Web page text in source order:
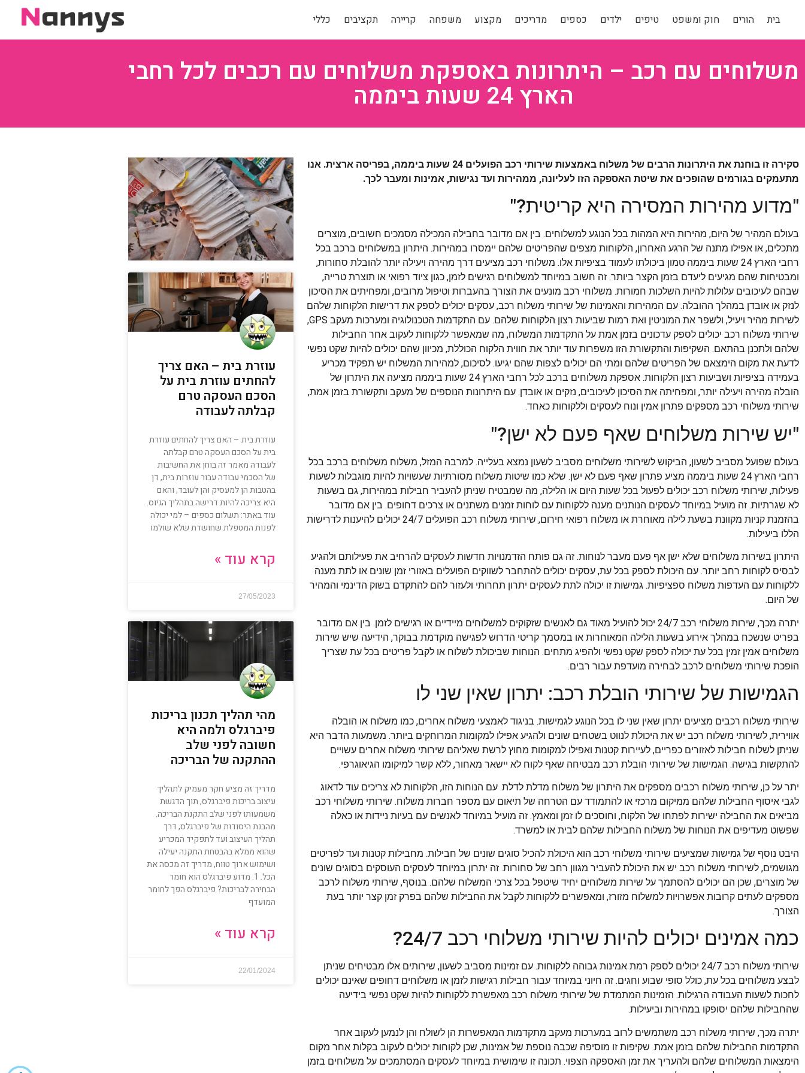
בית הורים חוק ומשפט טיפים ילדים כספים מדריכים מקצוע משפחה קריירה תקציבים כללי
משלוחים עם רכב – היתרונות באספקת משלוחים עם רכבים לכל רחבי
הארץ 24 שעות ביממה
סקירה זו בוחנת את היתרונות הרבים של משלוח באמצעות שירותי רכב הפועלים 24 שעות ביממה, בפריסה ארצית. אנו
מתעמקים בגורמים שהופכים את שיטת האספקה הזו לעליונה, ממהירות ועד נגישות, אמינות ומעבר לכך.
"מדוע מהירות המסירה היא קריטית?"
בעולם המהיר של היום, מהירות היא המהות בכל הנוגע למשלוחים. בין אם מדובר בחבילה המכילה מסמכים חשובים, מוצרים
מתכלים, או אפילו מתנה של הרגע האחרון, הלקוחות מצפים שהפריטים שלהם יימסרו במהירות. היתרון במשלוחים ברכב בכל
רחבי הארץ 24 שעות ביממה טמון ביכולתו לעמוד בציפיות אלו. משלוחי רכב מציעים דרך מהירה ויעילה יותר להובלת סחורות,
ומבטיחות שהם מגיעים ליעדם בזמן הקצר ביותר. זה חשוב במיוחד למשלוחים רגישים לזמן, כגון ציוד רפואי או תוצרת טרייה,
שבהם לעיכובים עלולות להיות השלכות חמורות. משלוחי רכב מונעים את הצורך בהעברות וטיפול מרובים, ומפחיתים את הסיכון
לנזק או אובדן במהלך ההובלה. עם המהירות והאמינות של שירותי משלוח רכב, עסקים יכולים לספק את דרישות הלקוחות שלהם
לשירות מהיר ויעיל, ולשפר את המוניטין ואת רמות שביעות רצון הלקוחות שלהם. עם התקדמות הטכנולוגיה ומערכות מעקב GPS,
שירותי משלוח רכב יכולים לספק עדכונים בזמן אמת על התקדמות המשלוח, מה שמאפשר ללקוחות לעקוב אחר החבילות
שלהם ולתכנן בהתאם. השקיפות והתקשורת הזו משפרות עוד יותר את חווית הלקוח הכוללת, מכיוון שהם יכולים להיות שקט נפשי
לדעת את מקום הימצאם של הפריטים שלהם ומתי הם יכולים לצפות שהם יגיעו. לסיכום, למהירות המשלוח יש תפקיד מכריע
בעמידה בציפיות ושביעות רצון הלקוחות. אספקת משלוחים ברכב לכל רחבי הארץ 24 שעות ביממה מציעה את היתרון של
הובלה מהירה ויעילה יותר, ומפחיתה את הסיכון לעיכובים, נזקים או אובדן. עם היתרונות הנוספים של מעקב ותקשורת בזמן אמת,
שירותי משלוחי רכב מספקים פתרון אמין ונוח לעסקים וללקוחות כאחד.
"יש שירות משלוחים שאף פעם לא ישן?"
בעולם שפועל מסביב לשעון, הביקוש לשירותי משלוחים מסביב לשעון נמצא בעלייה. למרבה המזל, משלוח משלוחים ברכב בכל
רחבי הארץ 24 שעות ביממה מציע פתרון שאף פעם לא ישן. שלא כמו שיטות משלוח מסורתיות שעשויות להיות מוגבלות לשעות
פעילות, שירותי משלוח רכב יכולים לפעול בכל שעות היום או הלילה, מה שמבטיח שניתן להעביר חבילות במהירות, גם בשעות
לא שגרתיות. זה מועיל במיוחד לעסקים הנותנים מענה ללקוחות עם לוחות זמנים משתנים או צרכים דחופים. בין אם מדובר
בהזמנת קניות מקוונת בשעת לילה מאוחרת או משלוח רפואי חירום, שירותי משלוח רכב הפועלים 24/7 יכולים להיענות לדרישות
הללו ביעילות.
היתרון בשירות משלוחים שלא ישן אף פעם מעבר לנוחות. זה גם פותח הזדמנויות חדשות לעסקים להרחיב את פעילותם ולהגיע
לבסיס לקוחות רחב יותר. עם היכולת לספק בכל עת, עסקים יכולים להתחבר לשווקים הפועלים באזורי זמן שונים או לתת מענה
ללקוחות עם העדפות משלוח ספציפיות. גמישות זו יכולה לתת לעסקים יתרון תחרותי ולעזור להם להתקדם בשוק הדינמי והמהיר
של היום.
יתרה מכך, שירות משלוחי רכב 24/7 יכול להועיל מאוד גם לאנשים שזקוקים למשלוחים מיידיים או רגישים לזמן. בין אם מדובר
בפריט שנשכח במהלך אירוע בשעות הלילה המאוחרות או במסמך קריטי הדרוש לפגישה מוקדמת בבוקר, הידיעה שיש שירות
משלוחים אמין זמין בכל עת יכולה לספק שקט נפשי ולהפיג מתחים. הנוחות שביכולת לשלוח או לקבל פריטים בכל עת שצריך
הופכת שירותי משלוחים לרכב לבחירה מועדפת עבור רבים.
הגמישות של שירותי הובלת רכב: יתרון שאין שני לו
שירותי משלוח רכבים מציעים יתרון שאין שני לו בכל הנוגע לגמישות. בניגוד לאמצעי משלוח אחרים, כמו משלוח או הובלה
אווירית, לשירותי משלוח רכב יש את היכולת לנווט בשטחים שונים ולהגיע אפילו למקומות המרוחקים ביותר. משמעות הדבר היא
שניתן לשלוח חבילות לאזורים כפריים, לעיירות קטנות ואפילו למקומות מחוץ לרשת שאליהם שירותי משלוח אחרים עשויים
להתקשות בגישה. הגמישות של שירותי הובלת רכב מבטיחה שאף לקוח לא יישאר מאחור, ללא קשר למיקומו הגיאוגרפי.
יתר על כן, שירותי משלוח רכבים מספקים את היתרון של משלוח מדלת לדלת. עם הנוחות הזו, הלקוחות לא צריכים עוד לדאוג
לגבי איסוף החבילות שלהם ממיקום מרכזי או להתמודד עם הטרחה של תיאום עם מספר חברות משלוח. שירותי משלוחי רכב
מביאים את החבילה ישירות לפתחו של הלקוח, וחוסכים לו זמן ומאמץ. זה מועיל במיוחד לאנשים עם בעיות ניידות או כאלה
שפשוט מעדיפים את הנוחות של משלוח החבילות שלהם לבית או למשרד.
היבט נוסף של גמישות שמציעים שירותי משלוחי רכב הוא היכולת להכיל סוגים שונים של חבילות. מחבילות קטנות ועד לפריטים
מגושמים, לשירותי משלוח רכב יש את היכולת להעביר מגוון רחב של סחורות. זה יתרון במיוחד לעסקים העוסקים בסוגים שונים
של מוצרים, שכן הם יכולים להסתמך על שירות משלוחים יחיד שיטפל בכל צרכי המשלוח שלהם. בנוסף, שירותי משלוח לרכב
מספקים לעתים קרובות אפשרויות למשלוח מזורז, ומאפשרים ללקוחות לקבל את החבילות שלהם בפרק זמן קצר יותר בעת
הצורך.
כמה אמינים יכולים להיות שירותי משלוחי רכב 24/7?
שירותי משלוח רכב 24/7 יכולים לספק רמת אמינות גבוהה ללקוחות. עם זמינות מסביב לשעון, שירותים אלו מבטיחים שניתן
לבצע משלוחים בכל עת, כולל סופי שבוע וחגים. זה חיוני במיוחד עבור חבילות רגישות לזמן או משלוחים דחופים שאינם יכולים
לחכות לשעות העבודה הרגילות. הזמינות המתמדת של שירותי משלוח רכב מאפשרת ללקוחות להיות שקט נפשי בידיעה
שהחבילות שלהם יסופקו במהירות וביעילות.
יתרה מכך, שירותי משלוח רכב משתמשים לרוב במערכות מעקב מתקדמות המאפשרות הן לשולח והן לנמען לעקוב אחר
התקדמות החבילות שלהם בזמן אמת. שקיפות זו מוסיפה שכבה נוספת של אמינות, שכן לקוחות יכולים לעקוב בקלות אחר מקום
הימצאות המשלוחים שלהם ולהעריך את זמן האספקה הצפוי. תכונה זו שימושית במיוחד לעסקים המסתמכים על משלוחים בזמן
עוזרת בית – האם צריך
להחתים עוזרת בית על
הסכם העסקה טרם
קבלתה לעבודה
עוזרת בית – האם צריך להחתים עוזרת
בית על הסכם העסקה טרם קבלתה
לעבודה מאמר זה בוחן את החשיבות
של הסכמי עבודה עבור עוזרות בית, דן
בהטבות הן למעסיק והן לעובד, והאם
היא צריכה להיות דרישה בתהליך הגיוס.
עוד באתר: תשלום כספים – למי יכולה
לפנות המטפלת שחושדת שלא שולמו
קרא עוד »
27/05/2023
מהי תהליך תכנון בריכות
פיברגלס ולמה היא
חשובה לפני שלב
ההתקנה של הבריכה
מדריך זה מציע חקר מעמיק לתהליך
עיצוב בריכות פיברגלס, תוך הדגשת
משמעותו לפני שלב התקנת הבריכה.
מהבנת היסודות של פיברגלס, דרך
תהליך העיצוב ועד לתפקיד המכריע
שהוא ממלא בהבטחת התקנה יעילה
ושימוש ארוך טווח, מדריך זה מכסה את
הכל. 1. מדוע פיברגלס הוא חומר
הבחירה לבריכות? פיברגלס הפך לחומר
המועדף
קרא עוד »
22/01/2024